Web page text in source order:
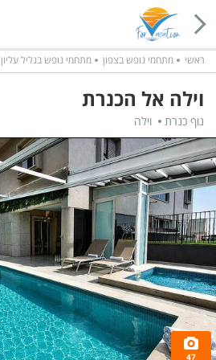
ראשי מתחמי נופש בצפון מתחמי נופש בגליל עליון
וילה אל הכנרת
נוף כנרת וילה
47